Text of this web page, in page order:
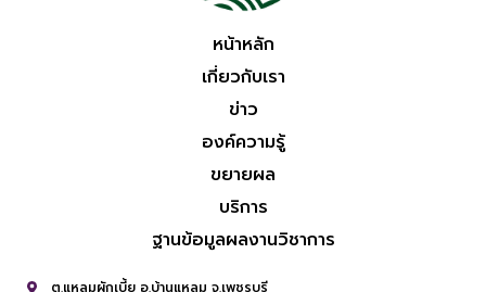
หน้าหลัก
เกี่ยวกับเรา
ข่าว
องค์ความรู้
ขยายผล
บริการ
ฐานข้อมูลผลงานวิชาการ
ต.แหลมผักเบี้ย อ.บ้านแหลม จ.เพชรบุรี